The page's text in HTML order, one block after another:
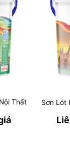
Thất
Sơn Lót